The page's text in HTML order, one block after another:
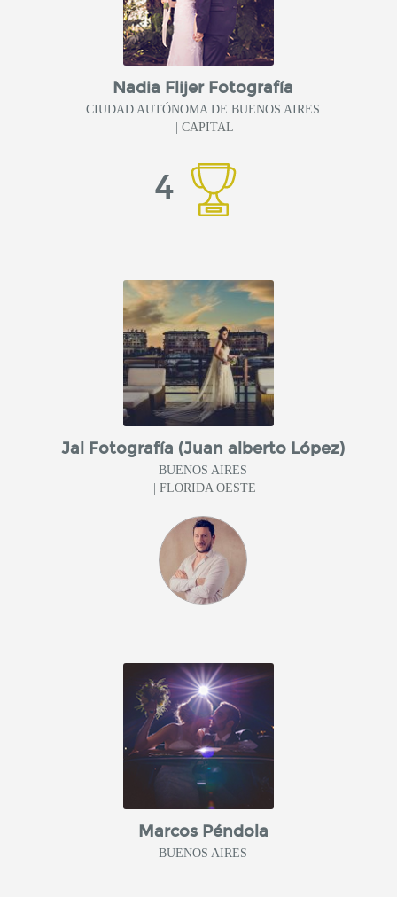
Nadia Flijer Fotografía
CIUDAD AUTÓNOMA DE BUENOS AIRES
| CAPITAL
4
Jal Fotografía (Juan alberto López)
BUENOS AIRES
| FLORIDA OESTE
Marcos Péndola
BUENOS AIRES